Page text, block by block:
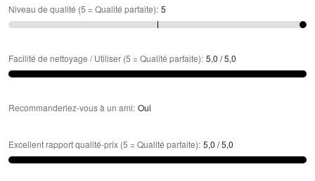
Niveau de qualité (5 = Qualité parfaite): 5
Facilité de nettoyage / Utiliser (5 = Qualité parfaite): 5,0 / 5,0
Recommanderiez-vous à un ami: Oui
Excellent rapport qualité-prix (5 = Qualité parfaite): 5,0 / 5,0